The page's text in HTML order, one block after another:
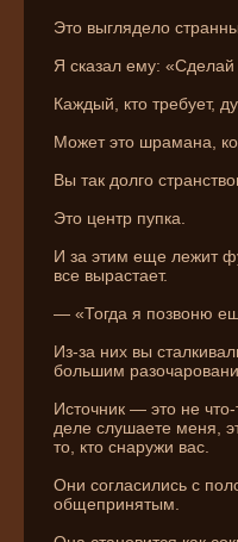
Это выгляде­ло
Я сказал ему:
Каждый, кто требует,
Может это шрамана,
Вы так долго
Это центр пупка.
И за этим еще лежит
все вырастает.
— «Тогда я позвоню
Из-за ни­х вы
большим
Источни­к — это не
де­ле слушаете меня,
то, кто снаружи вас.
Они­ согласились с
общепринятым.